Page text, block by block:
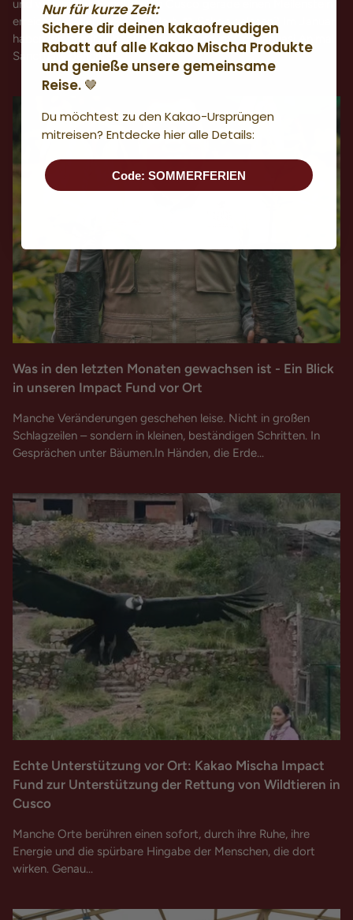
und warum das Sanctuary in Cusco gerade einen Meilenstein
erreicht hat, der alles verändert. 📖 Schon gelesen? Im Januar
haben wir bereits über unseren Besuch im Cochahuasi Animal
Sanctuary berichtet....
Was in den letzten Monaten gewachsen ist - Ein Blick
in unseren Impact Fund vor Ort
Manche Veränderungen geschehen leise. Nicht in großen
Schlagzeilen – sondern in kleinen, beständigen Schritten. In
Gesprächen unter Bäumen.In Händen, die Erde...
Echte Unterstützung vor Ort: Kakao Mischa Impact
Fund zur Unterstützung der Rettung von Wildtieren in
Cusco
Manche Orte berühren einen sofort, durch ihre Ruhe, ihre
Energie und die spürbare Hingabe der Menschen, die dort
wirken. Genau...
Nur für kurze Zeit:
Sichere dir deinen kakaofreudigen
Rabatt auf alle Kakao Mischa Produkte
und genieße unsere gemeinsame
Reise. 🤎
Du möchtest zu den Kakao-Ursprüngen
mitreisen? Entdecke hier alle Details:
Code: SOMMERFERIEN